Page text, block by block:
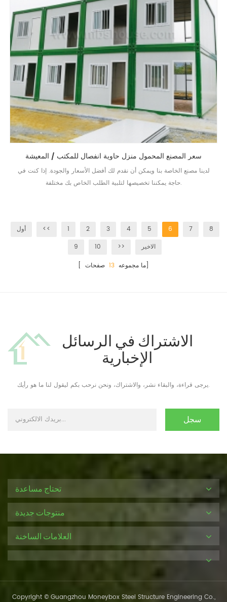
سعر المصنع المحمول منزل حاوية انفصال للمكتب / المعيشة
لدينا مصنع الخاصة بنا ويمكن أن نقدم لك أفضل الأسعار والجودة. إذا كنت في
حاجة يمكننا تخصيصها لتلبية الطلب الخاص بك مختلفة.
أول << 1 2 3 4 5 6 7
8
9
10 >>
الاخير
[ ما مجموعه 13 صفحات]
الاشتراك في الرسائل
الإخبارية
يرجى قراءة، والبقاء نشر، والاشتراك، ونحن نرحب بكم ليقول لنا ما هو رأيك.
تحتاج مساعدة
منتوجات جديدة
العلامات الساخنة
Copyright © Guangzhou Moneybox Steel Structure Engineering Co.,